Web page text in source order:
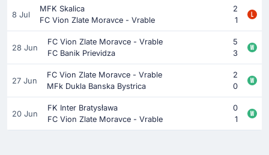
8 Jul
MFK Skalica
2
FC Vion Zlate Moravce - Vrable
1
28 Jun
FC Vion Zlate Moravce - Vrable
5
FC Banik Prievidza
3
27 Jun
FC Vion Zlate Moravce - Vrable
2
MFk Dukla Banska Bystrica
0
20 Jun
FK Inter Bratysława
0
FC Vion Zlate Moravce - Vrable
1